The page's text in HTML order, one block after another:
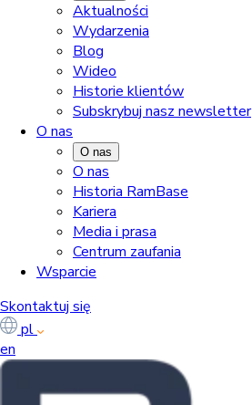
Aktualności
Wydarzenia
Blog
Wideo
Historie klientów
Subskrybuj nasz newsletter
O nas
O nas
O nas
Historia RamBase
Kariera
Media i prasa
Centrum zaufania
Wsparcie
Skontaktuj się
pl
en